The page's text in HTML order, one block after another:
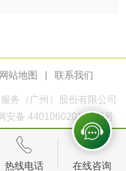
网站地图 联系我们
务（广州）股份有限公司
安备 44010602011168号
热线电话 在线咨询
润滑油运动粘度检
测